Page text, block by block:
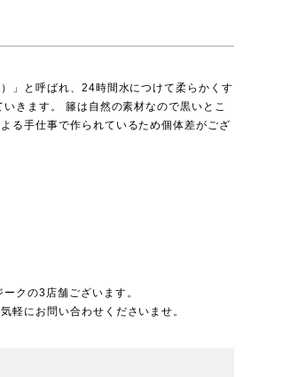
」と呼ばれ、24時間水につけて柔らかくす
きます。 籐は自然の素材なので黒いとこ
る手仕事で作られているため個体差がござ
ーク の3店舗ございます。
軽にお問い合わせくださいませ。